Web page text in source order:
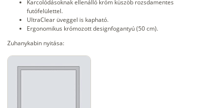
Karcolódásoknak ellenálló króm küszöb rozsdamentes
futófelülettel.
UltraClear üveggel is kapható.
Ergonomikus krómozott designfogantyú (50 cm).
Zuhanykabin nyitása: